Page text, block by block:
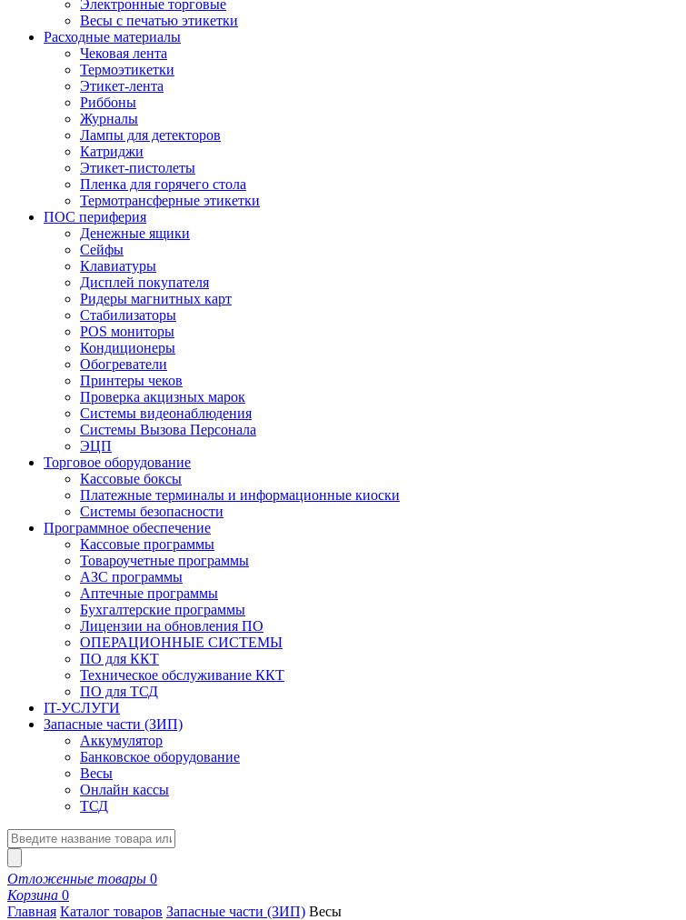
Электронные торговые
Весы с печатью этикетки
Расходные материалы
Чековая лента
Термоэтикетки
Этикет-лента
Риббоны
Журналы
Лампы для детекторов
Катриджи
Этикет-пистолеты
Пленка для горячего стола
Термотрансферные этикетки
ПОС периферия
Денежные ящики
Сейфы
Клавиатуры
Дисплей покупателя
Ридеры магнитных карт
Стабилизаторы
POS мониторы
Кондиционеры
Обогреватели
Принтеры чеков
Проверка акцизных марок
Системы видеонаблюдения
Системы Вызова Персонала
ЭЦП
Торговое оборудование
Кассовые боксы
Платежные терминалы и информационные киоски
Системы безопасности
Программное обеспечение
Кассовые программы
Товароучетные программы
АЗС программы
Аптечные программы
Бухгалтерские программы
Лицензии на обновления ПО
ОПЕРАЦИОННЫЕ СИСТЕМЫ
ПО для ККТ
Техническое обслуживание ККТ
ПО для ТСД
IT-УСЛУГИ
Запасные части (ЗИП)
Аккумулятор
Банковское оборудование
Весы
Онлайн кассы
ТСД
Отложенные товары 0
Корзина 0
Главная Каталог товаров Запасные части (ЗИП) Весы